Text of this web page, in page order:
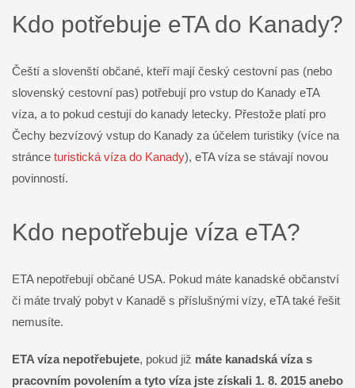
Kdo potřebuje eTA do Kanady?
Čeští a slovenští občané, kteří mají český cestovní pas (nebo
slovenský cestovní pas) potřebují pro vstup do Kanady eTA
víza, a to pokud cestují do kanady letecky. Přestože platí pro
Čechy bezvízový vstup do Kanady za účelem turistiky (více na
stránce turistická víza do Kanady), eTA víza se stávají novou
povinností.
Kdo nepotřebuje víza eTA?
ETA nepotřebují občané USA. Pokud máte kanadské občanství
či máte trvalý pobyt v Kanadě s příslušnými vízy, eTA také řešit
nemusíte.
ETA víza nepotřebujete, pokud již máte kanadská víza s
pracovním povolením a tyto víza jste získali 1. 8. 2015 anebo